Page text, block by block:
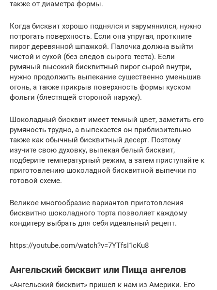
также от диаметра формы.
Когда бисквит хорошо поднялся и зарумянился, нужно
потрогать поверхность. Если она упругая, проткните
пирог деревянной шпажкой. Палочка должна выйти
чистой и сухой (без следов сырого теста). Если
румяный высокий бисквитный пирог сырой внутри,
нужно продолжить выпекание существенно уменьшив
огонь, а также прикрыв поверхность формы куском
фольги (блестящей стороной наружу).
Шоколадный бисквит имеет темный цвет, заметить его
румяность трудно, а выпекается он приблизительно
также как обычный бисквитный десерт. Поэтому
изучите свою духовку, выпекая белый бисквит,
подберите температурный режим, а затем приступайте к
приготовлению шоколадной бисквитной выпечки по
готовой схеме.
Великое многообразие вариантов приготовления
бисквитно шоколадного торта позволяет каждому
кондитеру выбрать для себя идеальный рецепт.
https://youtube.com/watch?v=7YTfsI1cKu8
Ангельский бисквит или Пища ангелов
«Ангельский бисквит» пришел к нам из Америки. Его